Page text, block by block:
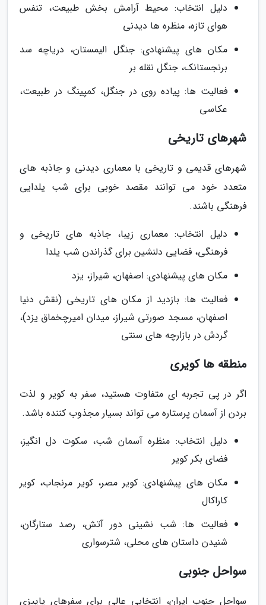
دلیل انتخاب: محیط آرامش بخش طبیعت، تنفس
هوای تازه، منظره ها دیدنی
مکان های پیشنهادی: جنگل الیمستان، دریاچه سد
برنجستانک، جنگل نقله بر
فعالیت ها: پیاده روی در جنگل، کمپینگ در طبیعت،
عکاسی
شهرهای تاریخی
شهرهای قدیمی و تاریخی با معماری دیدنی و جاذبه های
متعدد خود می توانند مقصد خوبی برای شب یلدایی
فرهنگی باشند.
دلیل انتخاب: معماری زیبا، جاذبه های تاریخی و
فرهنگی، فضایی دلنشین برای گذراندن شب یلدا
مکان های پیشنهادی: اصفهان، شیراز، یزد
فعالیت ها: بازدید از مکان های تاریخی (نقش دنیا
اصفهان، مسجد صورتی شیراز، میدان امیرچخماق یزد)،
گردش در بازارچه های سنتی
منطقه ها کویری
اگر در پی تجربه ای متفاوت هستید، سفر به کویر و لذت
بردن از آسمان پرستاره می تواند بسیار مجذوب کننده باشد.
دلیل انتخاب: منظره آسمان شب، سکوت دل انگیز،
فضای بکر کویر
مکان های پیشنهادی: کویر مصر، کویر مرنجاب، کویر
کاراکال
فعالیت ها: شب نشینی دور آتش، رصد ستارگان،
شنیدن داستان های محلی، شترسواری
سواحل جنوبی
سواحل جنوب ایران، انتخابی عالی برای سفرهای پاییزی